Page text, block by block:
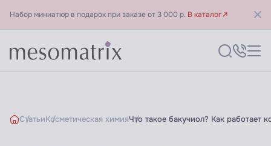
Набор миниатюр в подарок при заказе от 3 000 р. В каталог
СтатьиКосметическая химияЧто такое бакучиол? Как работает